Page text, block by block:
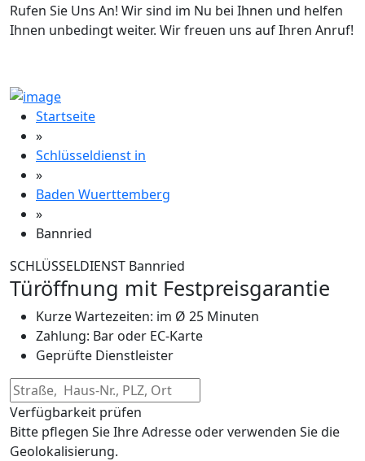
Rufen Sie Uns An! Wir sind im Nu bei Ihnen und helfen
Ihnen unbedingt weiter. Wir freuen uns auf Ihren Anruf!
Startseite
»
Schlüsseldienst in
»
Baden Wuerttemberg
»
Bannried
SCHLÜSSELDIENST Bannried
Türöffnung mit Festpreisgarantie
Kurze Wartezeiten: im Ø 25 Minuten
Zahlung: Bar oder EC-Karte
Geprüfte Dienstleister
Verfügbarkeit prüfen
Bitte pflegen Sie Ihre Adresse oder verwenden Sie die
Geolokalisierung.